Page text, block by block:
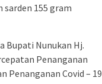
sarden 155 gram
Bupati Nunukan Hj.
Penanganan
Penanganan Covid – 19